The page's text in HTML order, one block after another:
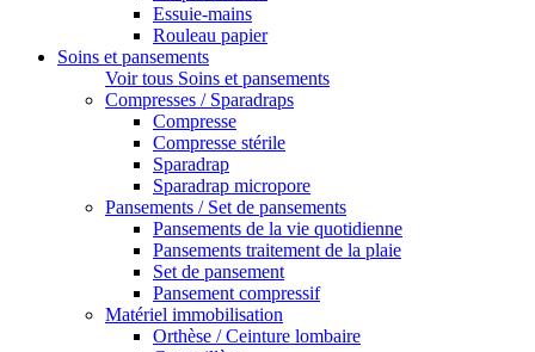
Essuie-mains
Rouleau papier
Soins et pansements
Voir tous Soins et pansements
Compresses / Sparadraps
Compresse
Compresse stérile
Sparadrap
Sparadrap micropore
Pansements / Set de pansements
Pansements de la vie quotidienne
Pansements traitement de la plaie
Set de pansement
Pansement compressif
Matériel immobilisation
Orthèse / Ceinture lombaire